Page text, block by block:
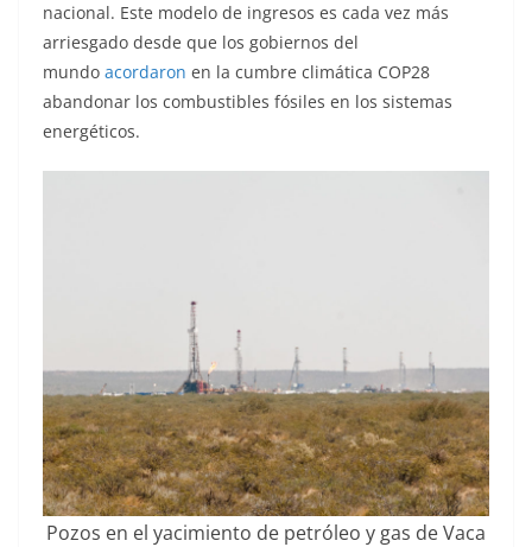
nacional. Este modelo de ingresos es cada vez más
arriesgado desde que los gobiernos del
mundo acordaron en la cumbre climática COP28
abandonar los combustibles fósiles en los sistemas
energéticos.
Pozos en el yacimiento de petróleo y gas de Vaca